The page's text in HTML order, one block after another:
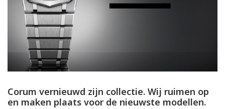
Corum vernieuwd zijn collectie. Wij ruimen op
en maken plaats voor de nieuwste modellen.